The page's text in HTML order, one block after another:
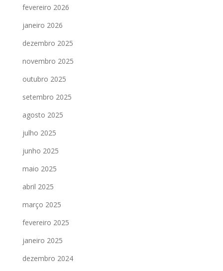
fevereiro 2026
janeiro 2026
dezembro 2025
novembro 2025
outubro 2025
setembro 2025
agosto 2025
julho 2025
junho 2025
maio 2025
abril 2025
março 2025
fevereiro 2025
janeiro 2025
dezembro 2024